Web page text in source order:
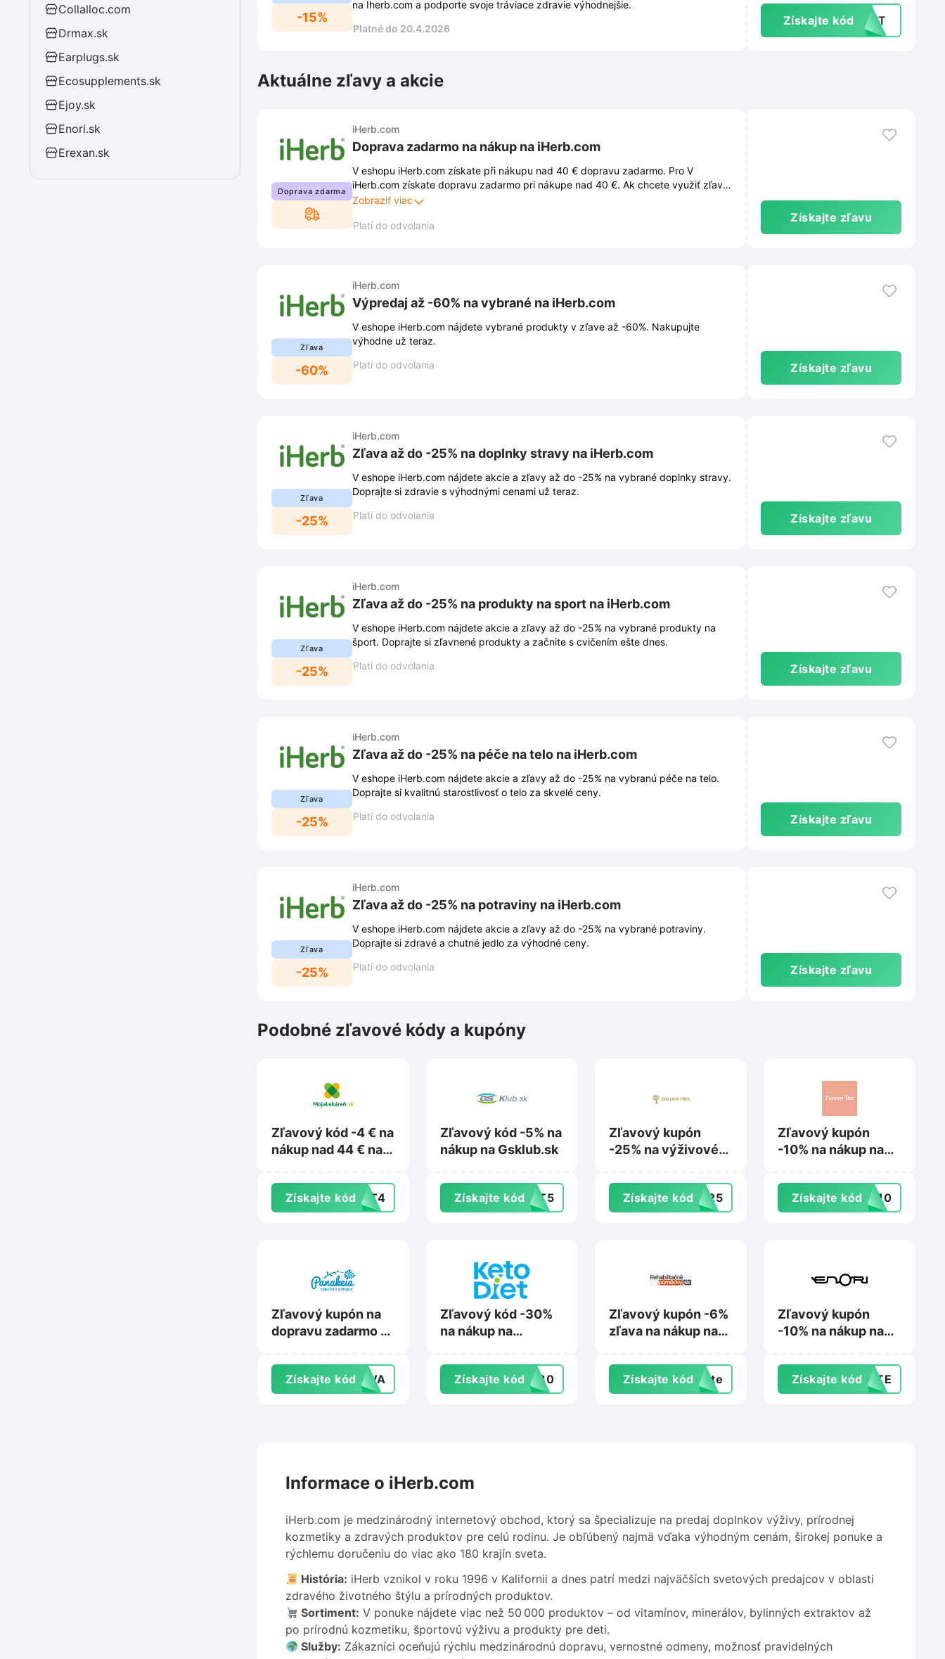
Collalloc.com
Drmax.sk
Earplugs.sk
Ecosupplements.sk
Ejoy.sk
Enori.sk
Erexan.sk
-15%
na Iherb.com a podporte svoje tráviace zdravie výhodnejšie.
Platné do 20.4.2026
Získajte kód6GUT
Aktuálne zľavy a akcie
Doprava zdarma
iHerb.com
Doprava zadarmo na nákup na iHerb.com
V eshopu iHerb.com získate při nákupu nad 40 € dopravu zadarmo. Pro V
iHerb.com získate dopravu zadarmo pri nákupe nad 40 €. Ak chcete využiť zľavu,
musíte dodržiavať podmienky stanovené obchodom. Tieto podmienky sú
Zobraziť viac
Platí do odvolania
Získajte zľavu
Zľava
-60%
iHerb.com
Výpredaj až -60% na vybrané na iHerb.com
V eshope iHerb.com nájdete vybrané produkty v zľave až -60%. Nakupujte
výhodne už teraz.
Platí do odvolania
Získajte zľavu
Zľava
-25%
iHerb.com
Zľava až do -25% na doplnky stravy na iHerb.com
V eshope iHerb.com nájdete akcie a zľavy až do -25% na vybrané doplnky stravy.
Doprajte si zdravie s výhodnými cenami už teraz.
Platí do odvolania
Získajte zľavu
Zľava
-25%
iHerb.com
Zľava až do -25% na produkty na sport na iHerb.com
V eshope iHerb.com nájdete akcie a zľavy až do -25% na vybrané produkty na
šport. Doprajte si zľavnené produkty a začnite s cvičením ešte dnes.
Platí do odvolania
Získajte zľavu
Zľava
-25%
iHerb.com
Zľava až do -25% na péče na telo na iHerb.com
V eshope iHerb.com nájdete akcie a zľavy až do -25% na vybranú péče na telo.
Doprajte si kvalitnú starostlivosť o telo za skvelé ceny.
Platí do odvolania
Získajte zľavu
Zľava
-25%
iHerb.com
Zľava až do -25% na potraviny na iHerb.com
V eshope iHerb.com nájdete akcie a zľavy až do -25% na vybrané potraviny.
Doprajte si zdravé a chutné jedlo za výhodné ceny.
Platí do odvolania
Získajte zľavu
Podobné zľavové kódy a kupóny
Zľavový kód -4 € na
nákup nad 44 € na
Získajte kódUST4
Zľavový kód -5% na
nákup na Gsklub.sk
Získajte kódUST5
Zľavový kupón
-25% na výživové
Gogoldentree.sk
Získajte kódGT25
Zľavový kupón
-10% na nákup na
Získajte kódAJ10
Zľavový kupón na
dopravu zadarmo na
Získajte kódRAVA
Zľavový kód -30%
na nákup na
Získajte kódKD30
Zľavový kupón -6%
zľava na nákup na
Získajte kód exte
Zľavový kupón
-10% na nákup na
Získajte kódAJTE
Informace o iHerb.com
iHerb.com je medzinárodný internetový obchod, ktorý sa špecializuje na predaj doplnkov výživy, prírodnej
kozmetiky a zdravých produktov pre celú rodinu. Je obľúbený najmä vďaka výhodným cenám, širokej ponuke a
rýchlemu doručeniu do viac ako 180 krajín sveta.
História: iHerb vznikol v roku 1996 v Kalifornii a dnes patrí medzi najväčších svetových predajcov v oblasti
zdravého životného štýlu a prírodných produktov.
Sortiment: V ponuke nájdete viac než 50 000 produktov – od vitamínov, minerálov, bylinných extraktov až
po prírodnú kozmetiku, športovú výživu a produkty pre deti.
Služby: Zákazníci oceňujú rýchlu medzinárodnú dopravu, vernostné odmeny, možnosť pravidelných